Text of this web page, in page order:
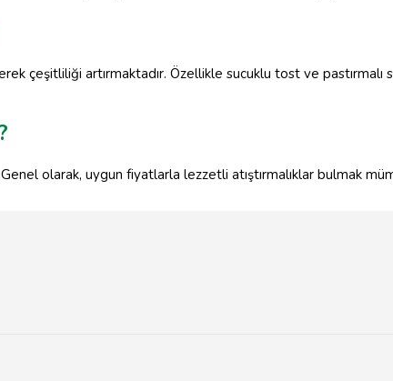
çeşitliliği artırmaktadır. Özellikle sucuklu tost ve pastırmalı
olarak, uygun fiyatlarla lezzetli atıştırmalıklar bulmak